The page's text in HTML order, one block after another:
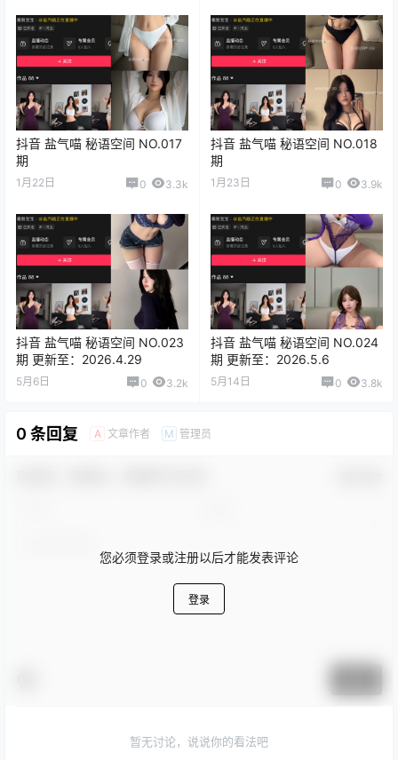
抖音 盐气喵 秘语空间 NO.017
期
1月22日 0 3.3k
抖音 盐气喵 秘语空间 NO.018
期
1月23日 0 3.9k
抖音 盐气喵 秘语空间 NO.023
期 更新至：2026.4.29
5月6日 0 3.2k
抖音 盐气喵 秘语空间 NO.024
期 更新至：2026.5.6
5月14日 0 3.8k
0 条回复 A 文章作者 M 管理员
您必须登录或注册以后才能发表评论
登录
暂无讨论，说说你的看法吧